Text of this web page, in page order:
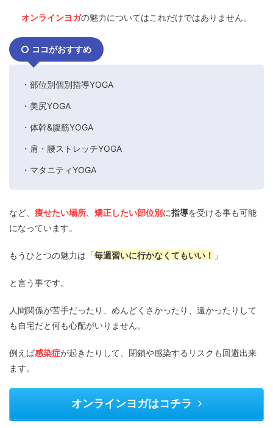
オンラインヨガの魅力についてはこれだけではありません。
ココがおすすめ
・部位別個別指導YOGA
・美尻YOGA
・体幹&腹筋YOGA
・肩・腰ストレッチYOGA
・マタニティYOGA
など、 痩せたい場所 矯正したい部位別に指導を受ける事も可能
になっています。
もうひとつの魅力は「毎週習いに行かなくてもいい！ 」
と言う事です。
人間関係が苦手だったり、めんどくさかったり、遠かったりして
も自宅だと何も心配がいりません。
例えば感染症が起きたりして、閉鎖や感染するリスクも回避出来
ます。
オンラインヨガはコチラ